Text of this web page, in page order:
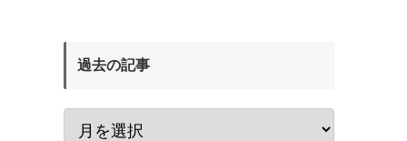
過去の記事